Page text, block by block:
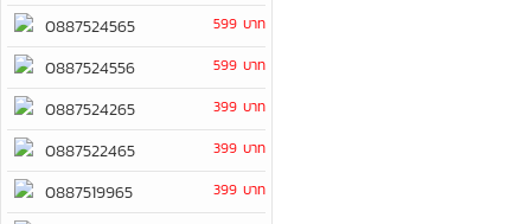
0887524565 599 บาท
0887524556 599 บาท
0887524265 399 บาท
0887522465 399 บาท
0887519965 399 บาท